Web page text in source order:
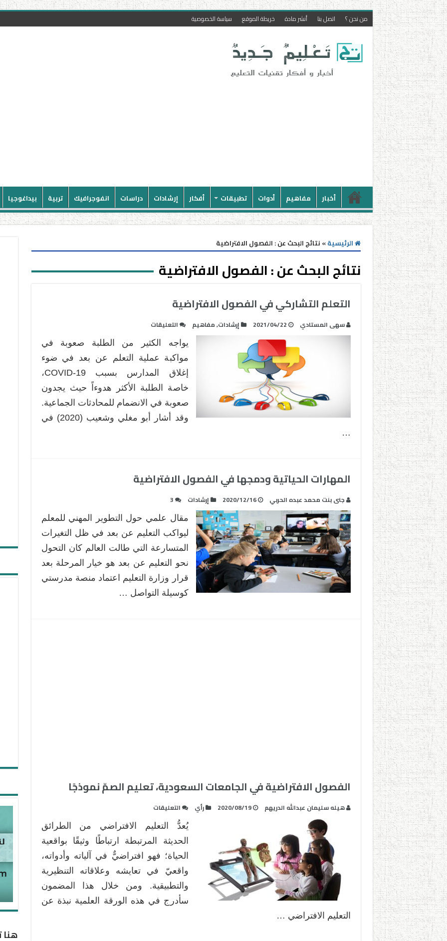
من نحن ؟ اتصل بنا أنشر مادة خريطة الموقع سياسة الخصوصية
أخبار مفاهيم أدوات تطبيقات أفكار إرشادات دراسات انفوجرافيك تربية بيداغوجيا
الرئيسية» نتائج البحث عن : الفصول الافتراضية
نتائج البحث عن :الفصول الافتراضية
التعلم التشاركي في الفصول الافتراضية
سهى المستادي 2021/04/22 إرشادات,مفاهيم التعليقات
التشاركي
في
الفصول
الافتراضية
مغلقة
يواجه الكثير من الطلبة صعوبة في
مواكبة عملية التعلم عن بعد في ضوء
إغلاق المدارس بسبب COVID-19،
خاصة الطلبة الأكثر هدوءاً حيث يجدون
صعوبة في الانضمام للمحادثات الجماعية.
وقد أشار أبو مغلي وشعيب (2020) في
…
المهارات الحياتية ودمجها في الفصول الافتراضية
جنى بنت محمد عبده الحربي 2020/12/16 إرشادات 3
مقال علمي حول التطوير المهني للمعلم
ليواكب التعليم عن بعد في ظل التغيرات
المتسارعة التي طالت العالم كان التحول
نحو التعليم عن بعد هو خيار المرحلة بعد
قرار وزارة التعليم اعتماد منصة مدرستي
كوسيلة التواصل …
الفصول الافتراضية في الجامعات السعودية، تعليم الصمّ نموذجًا
هيله سليمان عبدالله الدريهم 2020/08/19 رأي التعليقات
الافتراضية
في
الجامعات
السعودية،
تعليم
الصمّ
نموذجًا
يُعدُّ التعليم الافتراضي من الطرائق
الحديثة المرتبطة ارتباطًا وثيقًا بواقعية
الحياة؛ فهو افتراضيٌّ في آلياته وأدواته،
واقعيّ في تعايشه وعلاقاته التنظيرية
والتطبيقية. ومن خلال هذا المضمون
سأدرج في هذه الورقة العلمية نبذة عن
التعليم الافتراضي …
هنا